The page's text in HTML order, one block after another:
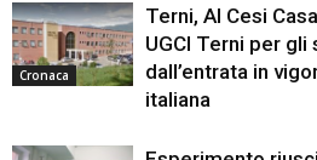
Cronaca
Terni, Al Cesi
UGCI Terni per
dall’entrata in
italiana